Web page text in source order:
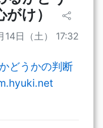
け）
14日（土） 17:32
どうかの判断